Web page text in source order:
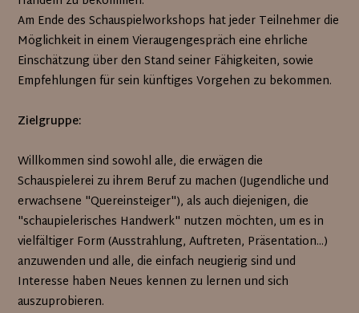
Am Ende des Schauspielworkshops hat jeder Teilnehmer die
Möglichkeit in einem Vieraugengespräch eine ehrliche
Einschätzung über den Stand seiner Fähigkeiten, sowie
Empfehlungen für sein künftiges Vorgehen zu bekommen.
Zielgruppe:
Willkommen sind sowohl alle, die erwägen die
Schauspielerei zu ihrem Beruf zu machen (Jugendliche und
erwachsene "Quereinsteiger"), als auch diejenigen, die
"schaupielerisches Handwerk" nutzen möchten, um es in
vielfältiger Form (Ausstrahlung, Auftreten, Präsentation...)
anzuwenden und alle, die einfach neugierig sind und
Interesse haben Neues kennen zu lernen und sich
auszuprobieren.